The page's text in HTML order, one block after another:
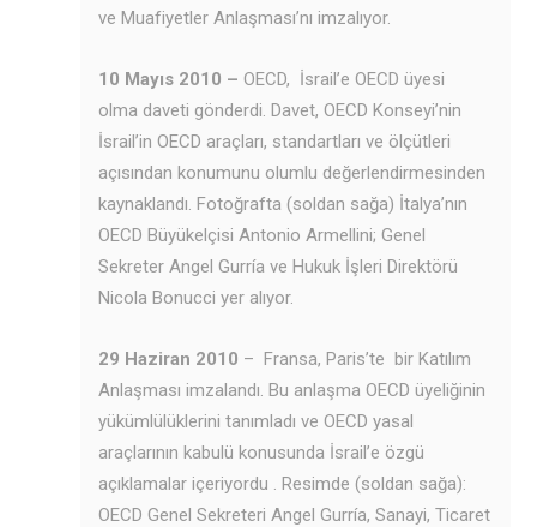
ve Muafiyetler Anlaşması’nı imzalıyor.
10 Mayıs 2010 – OECD, İsrail’e OECD üyesi
olma daveti gönderdi. Davet, OECD Konseyi’nin
İsrail’in OECD araçları, standartları ve ölçütleri
açısından konumunu olumlu değerlendirmesinden
kaynaklandı. Fotoğrafta (soldan sağa) İtalya’nın
OECD Büyükelçisi Antonio Armellini; Genel
Sekreter Angel Gurría ve Hukuk İşleri Direktörü
Nicola Bonucci yer alıyor.
29 Haziran 2010 – Fransa, Paris’te bir Katılım
Anlaşması imzalandı. Bu anlaşma OECD üyeliğinin
yükümlülüklerini tanımladı ve OECD yasal
araçlarının kabulü konusunda İsrail’e özgü
açıklamalar içeriyordu . Resimde (soldan sağa):
OECD Genel Sekreteri Angel Gurría, Sanayi, Ticaret